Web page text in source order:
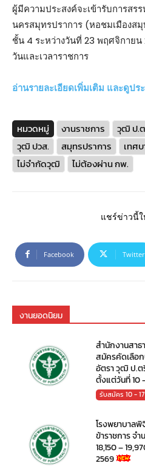
ผู้มีความประสงค์จะเข้ารับการสร
นครสมุทรปราการ (หอชมเมืองส
ชั้น 4 ระหว่างวันที่ 23 พฤศจิกาย
วันและเวลาราชการ
อ่านรายละเอียดเพิ่มเติม และดูป
หมวดหมู่ งานราชการ วุฒิ ป.
วุฒิ ปวส.
สมุทรปราการ
เทศ
ไม่จำกัดวุฒิ
ไม่ต้องผ่าน กพ.
แชร์ข่าวนี้
Facebook Twitter
งานยอดนิยม
สำนักงานสา
สมัครคัดเลือก
อัตรา วุฒิ ป.ต
ตั้งแต่วันที่ 10
รับสมัคร 10 -
โรงพยาบาล
ข้าราชการ จ
18,150 –
2569